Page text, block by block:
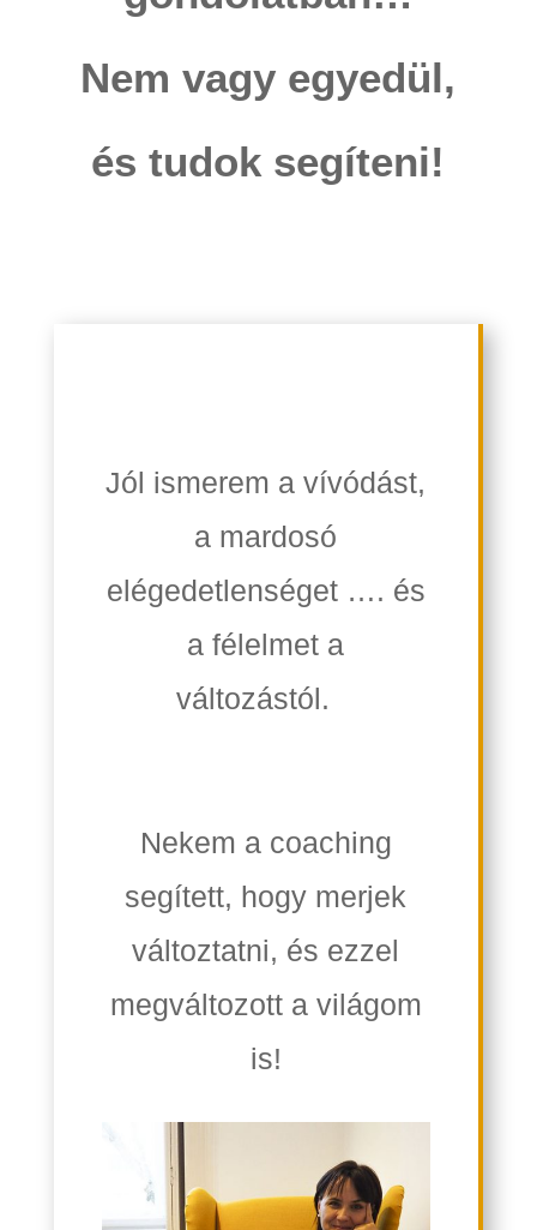
Nem vagy egyedül,
és tudok segíteni!
Jól ismerem a vívódást,
a mardosó
elégedetlenséget …. és
a félelmet a
változástól.
Nekem a coaching
segített, hogy merjek
változtatni, és ezzel
megváltozott a világom
is!